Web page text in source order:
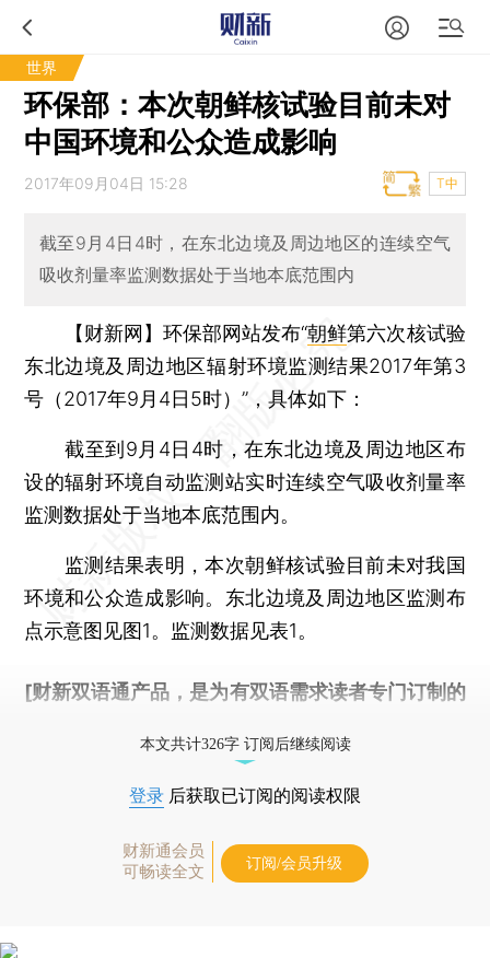
世界
环保部：本次朝鲜核试验目前未对
中国环境和公众造成影响
2017年09月04日 15:28 T中
截至9月4日4时，在东北边境及周边地区的连续空气
吸收剂量率监测数据处于当地本底范围内
【财新网】 环保部网站发布“朝鲜第六次核试验
东北边境及周边地区辐射环境监测结果2017年第3
号（2017年9月4日5时）”，具体如下：
截至到9月4日4时，在东北边境及周边地区布
设的辐射环境自动监测站实时连续空气吸收剂量率
监测数据处于当地本底范围内。
监测结果表明，本次朝鲜核试验目前未对我国
环境和公众造成影响。东北边境及周边地区监测布
点示意图见图1。监测数据见表1。
[财新双语通产品，是为有双语需求读者专门订制的
本文共计326字 订阅后继续阅读
登录 后获取已订阅的阅读权限
财新通会员
可畅读全文
订阅/会员升级